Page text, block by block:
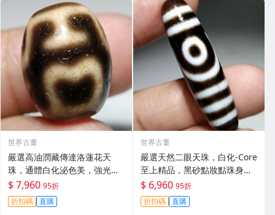
世界古董
嚴選高油潤藏傳達洛蓮花天
珠，通體白化泌色美，強光不
透手磨工，風化包漿飽滿古
雅，尺寸mm推薦收藏 達洛蓮
花 天珠 白化
$ 7,960 95折
折扣碼 直購
世界古董
嚴選天然二眼天珠，白化-Core
至上精品，黑砂點妝點珠身，
極致風化包漿，秒殺市場老料
級！mm尺寸 二改 天珠
$ 6,960 95折
折扣碼 直購